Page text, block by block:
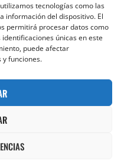
tecnologías como las
información del dispositivo. El
permitirá procesar datos como
únicas en este
puede afectar
funciones.
Segundo